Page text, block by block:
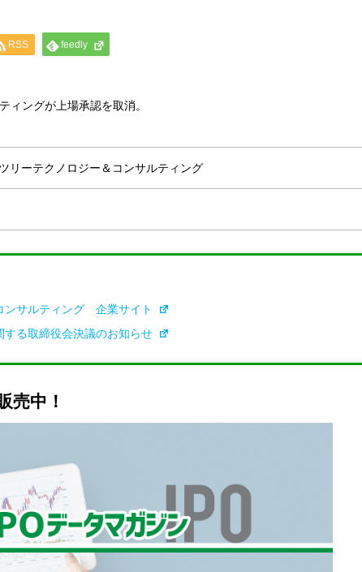
RSS feedly
ィングが上場承認を取消。
リーテクノロジー＆コンサルティング
ンサルティング 企業サイト
る取締役会決議のお知らせ
売中！